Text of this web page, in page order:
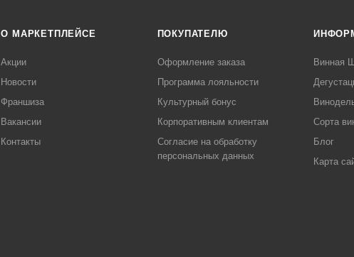
О МАРКЕТПЛЕЙСЕ
Акции
Новости
Франшиза
Вакансии
Контакты
ПОКУПАТЕЛЮ
Оформление заказа
Программа лояльности
Культурный бонус
Корпоративным клиентам
Согласие на обработку
персональных данных
Винная
Сорта
Блог
Карта